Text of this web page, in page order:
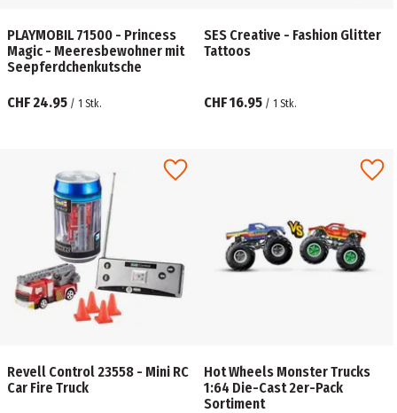
PLAYMOBIL 71500 - Princess
Magic - Meeresbewohner mit
Seepferdchenkutsche
CHF 24.95 / 1 Stk.
SES Creative - Fashion Glitter
Tattoos
CHF 16.95 / 1 Stk.
Revell Control 23558 - Mini RC
Car Fire Truck
Hot Wheels Monster Trucks
1:64 Die-Cast 2er-Pack
Sortiment